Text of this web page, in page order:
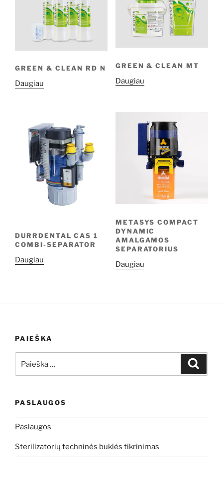
GREEN & CLEAN RD N
Daugiau
GREEN & CLEAN MT
Daugiau
DURRDENTAL CAS 1
COMBI-SEPARATOR
Daugiau
METASYS COMPACT
DYNAMIC
AMALGAMOS
SEPARATORIUS
Daugiau
PAIEŠKA
PASLAUGOS
Paslaugos
Sterilizatorių techninės būklės tikrinimas